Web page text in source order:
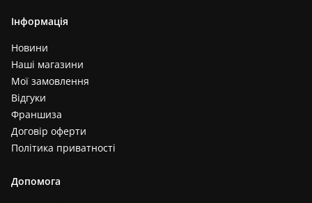
Інформація
Новини
Наші магазини
Мої замовлення
Відгуки
Франшиза
Договір оферти
Політика приватності
Допомога